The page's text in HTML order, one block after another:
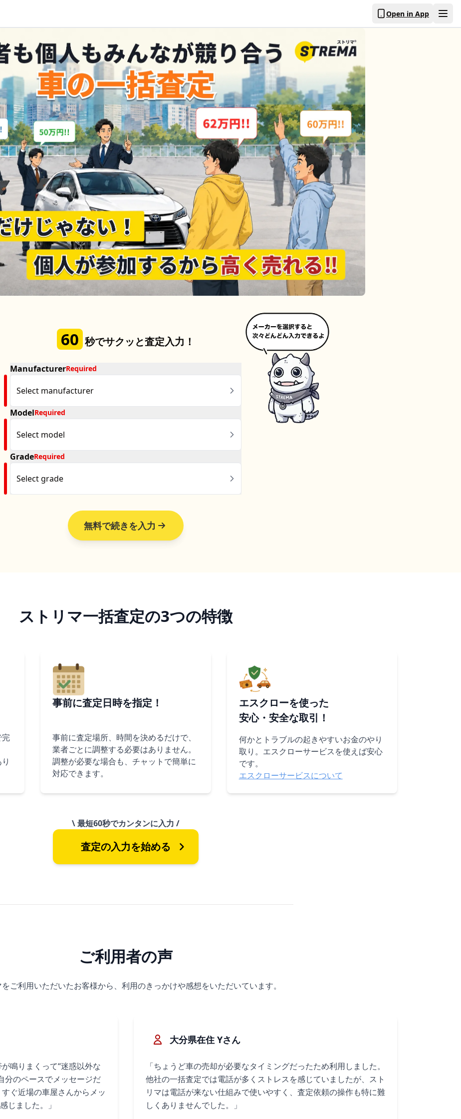
Open in App
60 秒でサクッと査定入力！
ManufacturerRequired
Select manufacturer
ModelRequired
Select model
GradeRequired
Select grade
無料で続きを入力
ストリマ一括査定の3つの特徴
完
事前に査定日時を指定！
事前に査定場所、時間を決めるだけで、
業者ごとに調整する必要はありません。
調整が必要な場合も、チャットで簡単に
対応できます。
エスクローを使った
安心・安全な取引！
何かとトラブルの起きやすいお金のやり
取り。エスクローサービスを使えば安心
です。
エスクローサービスについて
\ 最短60秒でカンタンに入力 /
査定の入力を始める
ご利用者の声
ご利用いただいたお客様から、利用のきっかけや感想をいただいています。
鳴りまくって“迷惑以外な
分のペースでメッセージだ
ぐ近場の車屋さんからメッ
じました。」
大分県在住 Yさん
「ちょうど車の売却が必要なタイミングだったため利用しました。
他社の一括査定では電話が多くストレスを感じていましたが、スト
リマは電話が来ない仕組みで使いやすく、査定依頼の操作も特に難
しくありませんでした。」